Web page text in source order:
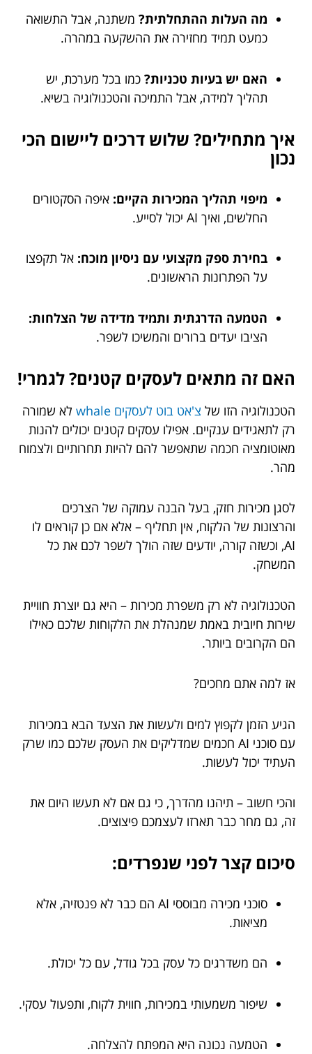
מה העלות ההתחלתית? משתנה, אבל התשואה
כמעט תמיד מחזירה את ההשקעה במהרה.
האם יש בעיות טכניות? כמו בכל מערכת, יש
תהליך למידה, אבל התמיכה והטכנולוגיה בשיא.
איך מתחילים? שלוש דרכים ליישום הכי
נכון
מיפוי תהליך המכירות הקיים: איפה הסקטורים
החלשים, ואיך AI יכול לסייע.
בחירת ספק מקצועי עם ניסיון מוכח: אל תקפצו
על הפתרונות הראשונים.
הטמעה הדרגתית ותמיד מדידה של הצלחות:
הציבו יעדים ברורים והמשיכו לשפר.
האם זה מתאים לעסקים קטנים? לגמרי!
הטכנולוגיה הזו של צ'אט בוט לעסקים whale
לא שמורה
רק לתאגידים ענקיים. אפילו עסקים קטנים יכולים להנות
מאוטומציה חכמה שתאפשר להם להיות תחרותיים ולצמוח
מהר.
לסגן מכירות חזק, בעל הבנה עמוקה של הצרכים
והרצונות של הלקוח, אין תחליף – אלא אם כן קוראים לו
AI, וכשזה קורה, יודעים שזה הולך לשפר לכם את כל
המשחק.
הטכנולוגיה לא רק משפרת מכירות – היא גם יוצרת חוויית
שירות חיובית באמת שמנהלת את הלקוחות שלכם כאילו
הם הקרובים ביותר.
אז למה אתם מחכים?
הגיע הזמן לקפוץ למים ולעשות את הצעד הבא במכירות
עם סוכני AI חכמים שמדליקים את העסק שלכם כמו שרק
העתיד יכול לעשות.
והכי חשוב – תיהנו מהדרך, כי גם אם לא תעשו היום את
זה, גם מחר כבר תארזו לעצמכם פיצוצים.
סיכום קצר לפני שנפרדים:
סוכני מכירה מבוססי AI הם כבר לא פנטזיה, אלא
מציאות.
הם משדרגים כל עסק בכל גודל, עם כל יכולת.
שיפור משמעותי במכירות, חווית לקוח, ותפעול עסקי.
הטמעה נכונה היא המפתח להצלחה.